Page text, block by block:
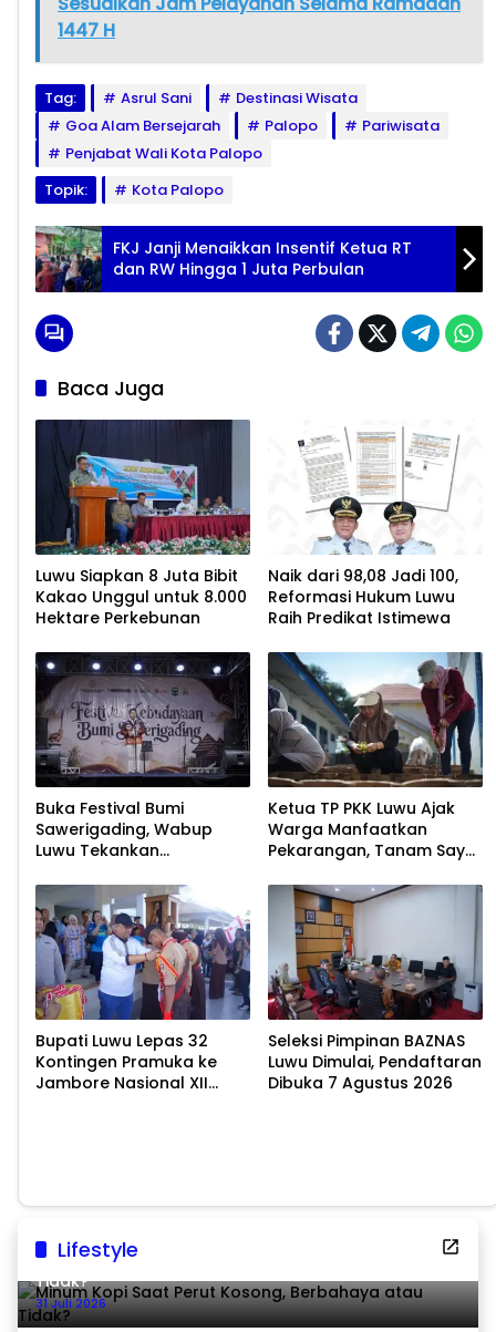
1447 H
Tag: Asrul Sani
Destinasi Wisata
Goa Alam Bersejarah
Palopo
Pariwisata
Penjabat Wali Kota Palopo
Topik:
Kota Palopo
FKJ Janji Menaikkan Insentif Ketua RT
dan RW Hingga 1 Juta Perbulan
Baca Juga
Luwu Siapkan 8 Juta Bibit
Kakao Unggul untuk 8.000
Hektare Perkebunan
Naik dari 98,08 Jadi 100,
Reformasi Hukum Luwu
Raih Predikat Istimewa
Buka Festival Bumi
Sawerigading, Wabup
Luwu Tekankan
Ketua TP PKK Luwu Ajak
Warga Manfaatkan
Pekarangan, Tanam Sayur
Bupati Luwu Lepas 32
Kontingen Pramuka ke
Jambore Nasional XII
Seleksi Pimpinan BAZNAS
Luwu Dimulai, Pendaftaran
Dibuka 7 Agustus 2026
Lifestyle
Minum Kopi Saat Perut Kosong, Berbahaya atau
Tidak?
31 Juli 2026